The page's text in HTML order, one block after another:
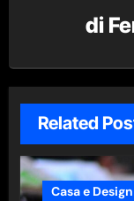
di
Related
Casa e Design